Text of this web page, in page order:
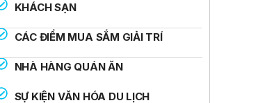
KHÁCH SẠN
CÁC ĐIỂM MUA SẮM GIẢI TRÍ
NHÀ HÀNG QUÁN ĂN
SỰ KIỆN VĂN HÓA DU LỊCH